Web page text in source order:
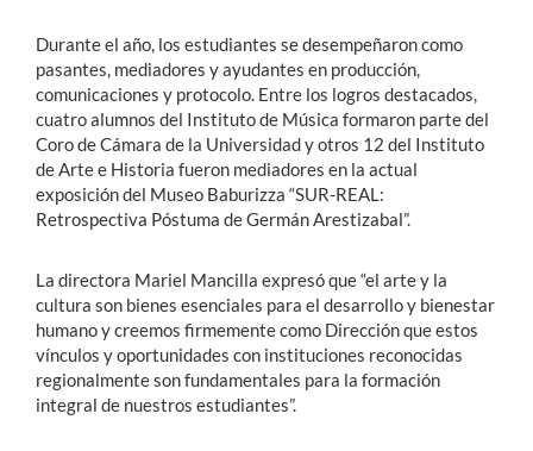
Durante el año, los estudiantes se desempeñaron como
pasantes, mediadores y ayudantes en producción,
comunicaciones y protocolo. Entre los logros destacados,
cuatro alumnos del Instituto de Música formaron parte del
Coro de Cámara de la Universidad y otros 12 del Instituto
de Arte e Historia fueron mediadores en la actual
exposición del Museo Baburizza “SUR-REAL:
Retrospectiva Póstuma de Germán Arestizabal”.
La directora Mariel Mancilla expresó que “el arte y la
cultura son bienes esenciales para el desarrollo y bienestar
humano y creemos firmemente como Dirección que estos
vínculos y oportunidades con instituciones reconocidas
regionalmente son fundamentales para la formación
integral de nuestros estudiantes”.